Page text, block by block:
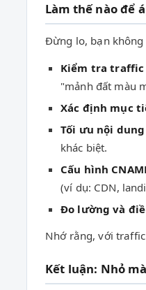
Làm thế nào để
Đừng lo, bạn không
Kiểm tra
"mảnh đất màu
Xác định mục
Tối ưu nội
khác biệt.
Cấu hình
(ví dụ: CDN,
Đo lường và
Nhớ rằng, với
Kết luận: Nhỏ